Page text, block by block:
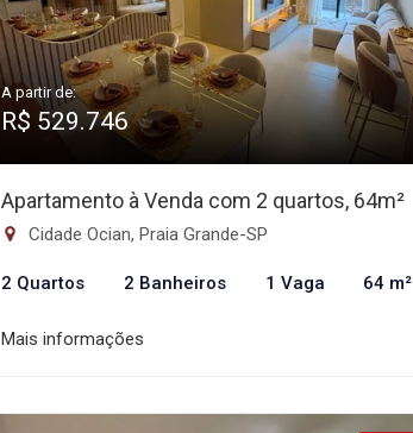
A partir de:
R$ 529.746
Apartamento à Venda com 2 quartos, 64m²
Cidade Ocian, Praia Grande-SP
2 Quartos 2 Banheiros 1 Vaga 64 m²
Mais informações